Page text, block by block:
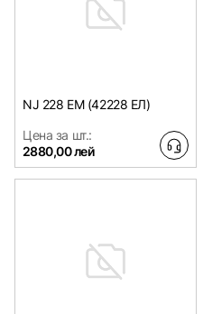
NJ 228 EM (42228 ЕЛ)
Цена за шт.:
2880,00 лей